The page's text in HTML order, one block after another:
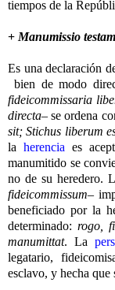
tiempos de la
+ Manumissio
Es una declaración
bien de modo
fideicommissaria
directa– se ordena
sit; Stichus liberum
la herencia es
manumitido se
no de su heredero.
fideicommissum–
beneficiado por la
determinado:rogo,
manumittat. La
legatario,
esclavo, y hecha que